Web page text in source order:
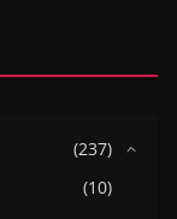
(237)
(10)